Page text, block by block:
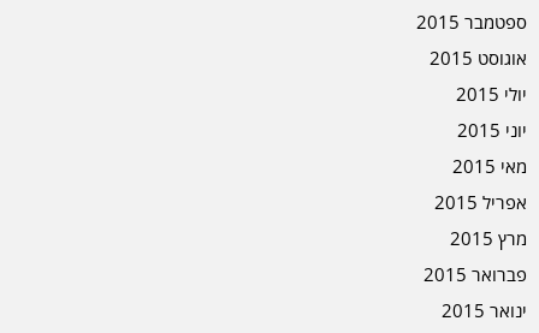
ספטמבר 2015
אוגוסט 2015
יולי 2015
יוני 2015
מאי 2015
אפריל 2015
מרץ 2015
פברואר 2015
ינואר 2015